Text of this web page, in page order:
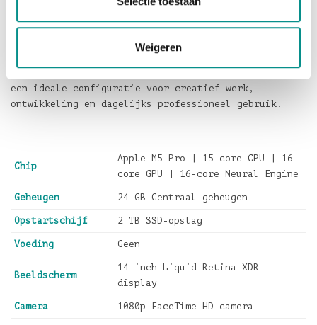
Weigeren
MacBook Pro 14-inch in Zilver kopen
DeMacBook Pro 14-inch M5 Pro in Zilveris een
uitstekende keuze voor professionals die krachtige
prestaties zoeken in een draagbaar formaat. Met
een ideale configuratie voor creatief werk,
ontwikkeling en dagelijks professioneel gebruik.
Chip
Apple M5 Pro | 15-core CPU | 16-
core GPU | 16-core Neural Engine
Geheugen 24 GB Centraal geheugen
Opstartschijf 2 TB SSD-opslag
Voeding Geen
Beeldscherm
14-inch Liquid Retina XDR-
display
Camera 1080p FaceTime HD-camera